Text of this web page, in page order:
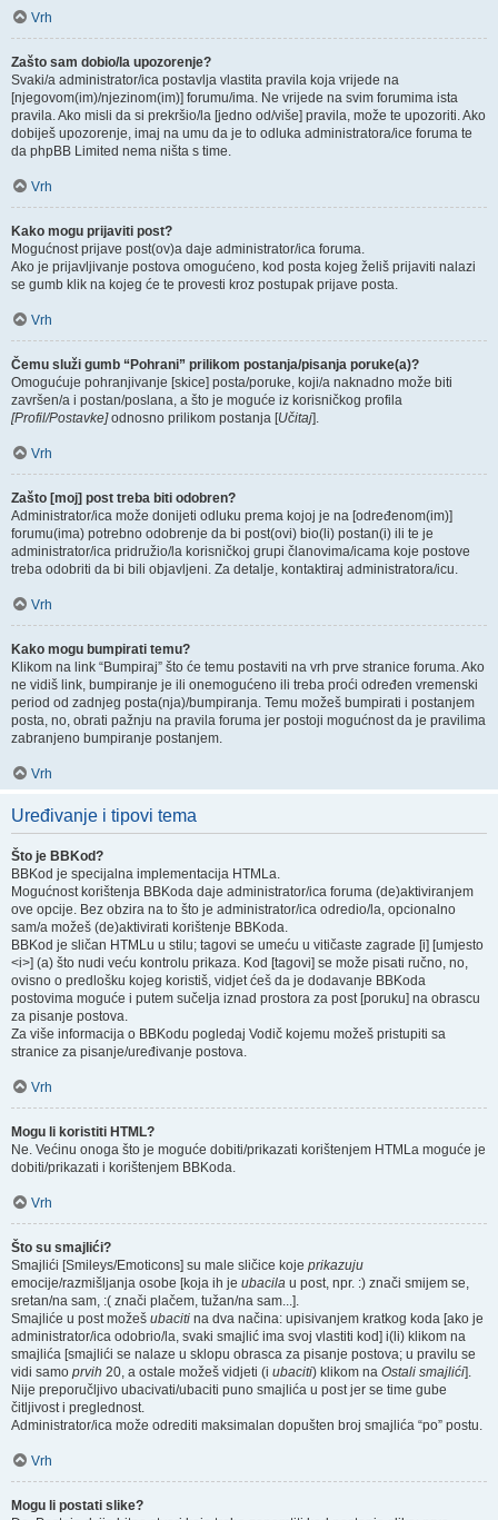
Vrh
Zašto sam dobio/la upozorenje?
Svaki/a administrator/ica postavlja vlastita pravila koja vrijede na
[njegovom(im)/njezinom(im)] forumu/ima. Ne vrijede na svim forumima ista
pravila. Ako misli da si prekršio/la [jedno od/više] pravila, može te upozoriti. Ako
dobiješ upozorenje, imaj na umu da je to odluka administratora/ice foruma te
da phpBB Limited nema ništa s time.
Vrh
Kako mogu prijaviti post?
Mogućnost prijave post(ov)a daje administrator/ica foruma.
Ako je prijavljivanje postova omogućeno, kod posta kojeg želiš prijaviti nalazi
se gumb klik na kojeg će te provesti kroz postupak prijave posta.
Vrh
Čemu služi gumb “Pohrani” prilikom postanja/pisanja poruke(a)?
Omogućuje pohranjivanje [skice] posta/poruke, koji/a naknadno može biti
završen/a i postan/poslana, a što je moguće iz korisničkog profila
[Profil/Postavke]odnosno prilikom postanja [Učitaj].
Vrh
Zašto [moj] post treba biti odobren?
Administrator/ica može donijeti odluku prema kojoj je na [određenom(im)]
forumu(ima) potrebno odobrenje da bi post(ovi) bio(li) postan(i) ili te je
administrator/ica pridružio/la korisničkoj grupi članovima/icama koje postove
treba odobriti da bi bili objavljeni. Za detalje, kontaktiraj administratora/icu.
Vrh
Kako mogu bumpirati temu?
Klikom na link “Bumpiraj” što će temu postaviti na vrh prve stranice foruma. Ako
ne vidiš link, bumpiranje je ili onemogućeno ili treba proći određen vremenski
period od zadnjeg posta(nja)/bumpiranja. Temu možeš bumpirati i postanjem
posta, no, obrati pažnju na pravila foruma jer postoji mogućnost da je pravilima
zabranjeno bumpiranje postanjem.
Vrh
Uređivanje i tipovi tema
Što je BBKod?
BBKod je specijalna implementacija HTMLa.
Mogućnost korištenja BBKoda daje administrator/ica foruma (de)aktiviranjem
ove opcije. Bez obzira na to što je administrator/ica odredio/la, opcionalno
sam/a možeš (de)aktivirati korištenje BBKoda.
BBKod je sličan HTMLu u stilu; tagovi se umeću u vitičaste zagrade [i] [umjesto
<i>] (a) što nudi veću kontrolu prikaza. Kod [tagovi] se može pisati ručno, no,
ovisno o predlošku kojeg koristiš, vidjet ćeš da je dodavanje BBKoda
postovima moguće i putem sučelja iznad prostora za post [poruku] na obrascu
za pisanje postova.
Za više informacija o BBKodu pogledaj Vodič kojemu možeš pristupiti sa
stranice za pisanje/uređivanje postova.
Vrh
Mogu li koristiti HTML?
Ne. Većinu onoga što je moguće dobiti/prikazati korištenjem HTMLa moguće je
dobiti/prikazati i korištenjem BBKoda.
Vrh
Što su smajlići?
Smajlići [Smileys/Emoticons] su male sličice koje prikazuju
emocije/razmišljanja osobe [koja ih je ubacila u post, npr. :) znači smijem se,
sretan/na sam, :( znači plačem, tužan/na sam...].
Smajliće u post možeš ubaciti na dva načina: upisivanjem kratkog koda [ako je
administrator/ica odobrio/la, svaki smajlić ima svoj vlastiti kod] i(li) klikom na
smajlića [smajlići se nalaze u sklopu obrasca za pisanje postova; u pravilu se
vidi samo prvih 20, a ostale možeš vidjeti (i ubaciti) klikom na Ostali smajlići].
Nije preporučljivo ubacivati/ubaciti puno smajlića u post jer se time gube
čitljivost i preglednost.
Administrator/ica može odrediti maksimalan dopušten broj smajlića “po” postu.
Vrh
Mogu li postati slike?